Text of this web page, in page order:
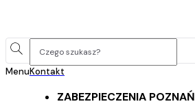
MenuKontakt
ZABEZPIECZENIA POZNAŃ